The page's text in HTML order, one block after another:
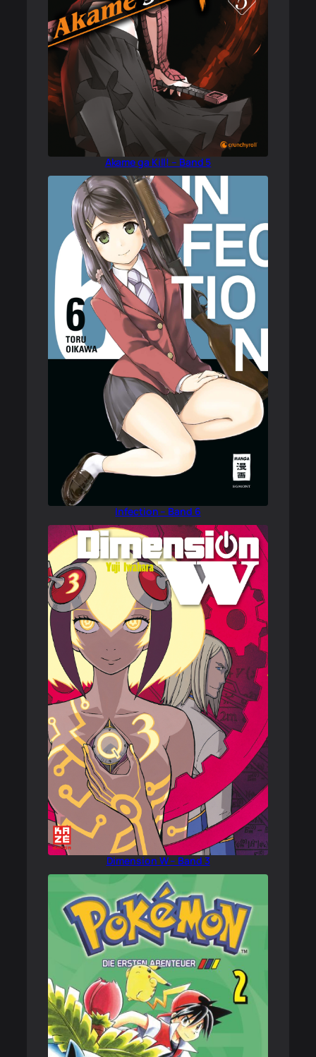
Akame ga Kill! – Band 5
Infection – Band 6
Dimension W – Band 3